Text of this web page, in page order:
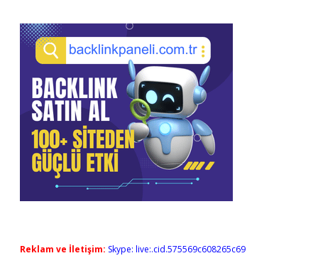
Reklam ve İletişim: Skype: live:.cid.575569c608265c69